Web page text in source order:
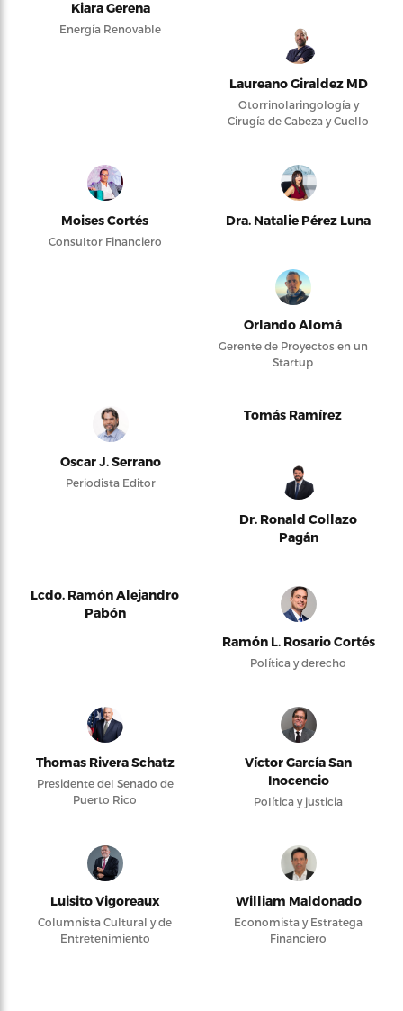
Kiara Gerena
Energía Renovable
Laureano Giraldez MD
Otorrinolaringología y
Cirugía de Cabeza y Cuello
Moises Cortés
Consultor Financiero
Dra. Natalie Pérez Luna
Orlando Alomá
Gerente de Proyectos en un
Startup
Oscar J. Serrano
Periodista Editor
Tomás Ramírez
Dr. Ronald Collazo
Pagán
Lcdo. Ramón Alejandro
Pabón
Ramón L. Rosario Cortés
Política y derecho
Thomas Rivera Schatz
Presidente del Senado de
Puerto Rico
Víctor García San
Inocencio
Política y justicia
Luisito Vigoreaux
Columnista Cultural y de
Entretenimiento
William Maldonado
Economista y Estratega
Financiero